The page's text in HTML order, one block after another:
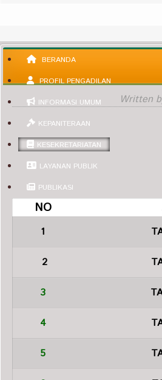
BERANDA
PROFIL PENGADILAN
INFORMASI UMUM
KEPANITERAAN
KESEKRETARIATAN
LAYANAN PUBLIK
PUBLIKASI
Written
NO
1
2
3
4
5